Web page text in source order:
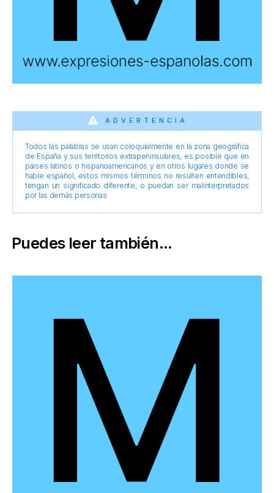
ADVERTENCIA
Todos las palabras se usan coloquialmente en la zona geográfica
de España y sus territorios extrapeninsulares, es posible que en
países latinos o hispanoamericanos y en otros lugares donde se
hable español, estos mismos términos no resulten entendibles,
tengan un significado diferente, o puedan ser malinterpretados
por las demás personas
Puedes leer también...